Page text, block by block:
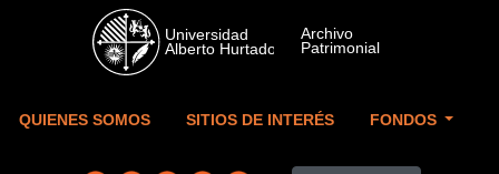
Skip to main content
QUIENES SOMOS SITIOS DE INTERÉS FONDOS